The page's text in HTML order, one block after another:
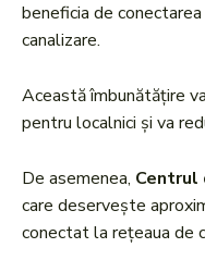
beneficia de
canalizare.
Această îmbunătățire
pentru localnici și va
De asemenea, Centrul
care deservește
conectat la rețeaua de